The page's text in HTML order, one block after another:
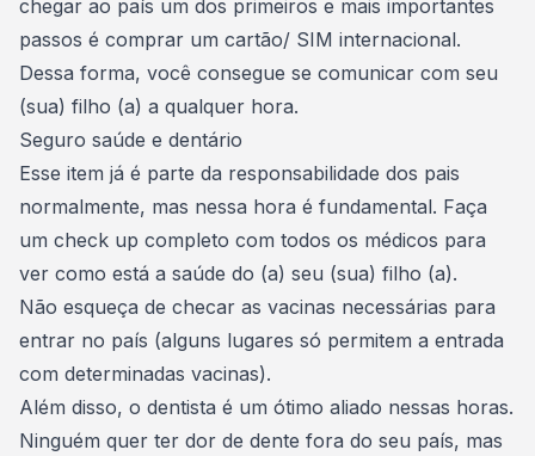
chegar ao país um dos primeiros e mais importantes
passos é comprar um cartão/ SIM internacional.
Dessa forma, você consegue se comunicar com seu
(sua) filho (a) a qualquer hora.
Seguro saúde e dentário
Esse item já é parte da responsabilidade dos pais
normalmente, mas nessa hora é fundamental. Faça
um check up completo com todos os médicos para
ver como está a saúde do (a) seu (sua) filho (a).
Não esqueça de checar as vacinas necessárias para
entrar no país (alguns lugares só permitem a entrada
com determinadas vacinas).
Além disso, o dentista é um ótimo aliado nessas horas.
Ninguém quer ter dor de dente fora do seu país, mas